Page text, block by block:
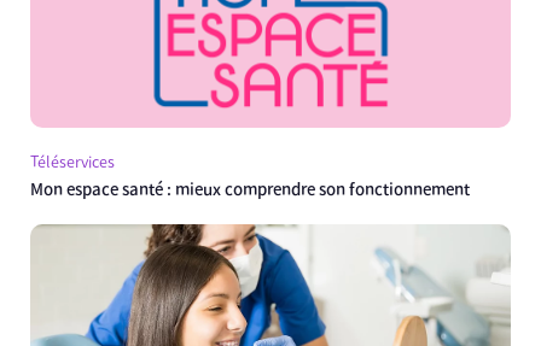
Téléservices
Mon espace santé : mieux comprendre son fonctionnement